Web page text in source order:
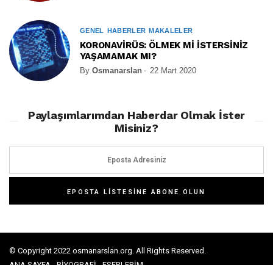
GENEL HABERLER MAKALELER
KORONAVİRÜS: ÖLMEK Mİ İSTERSİNİZ
YAŞAMAMAK MI?
By Osmanarslan 22 Mart 2020
Paylaşımlarımdan Haberdar Olmak İster
Misiniz?
© Copyright 2022 osmanarslan.org. All Rights Reserved.